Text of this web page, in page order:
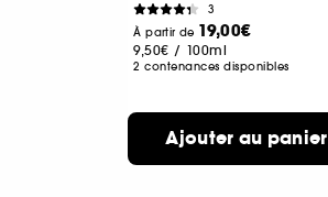
3
À partir de 19,00€
9,50€ / 100ml
2 contenances disponibles
Ajouter au panier